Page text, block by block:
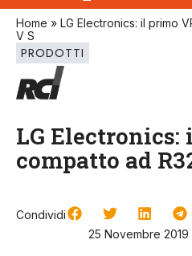
Home » LG Electronics: il primo
V S
PRODOTTI
LG
compatto ad
Condividi
25 Novembre 2019